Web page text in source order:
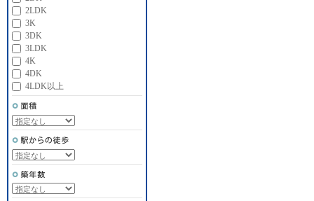
2LDK
3K
3DK
3LDK
4K
4DK
4LDK以上